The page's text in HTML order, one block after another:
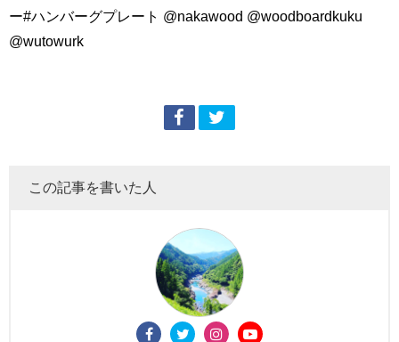
ー#ハンバーグプレート @nakawood @woodboardkuku
@wutowurk
この記事を書いた人